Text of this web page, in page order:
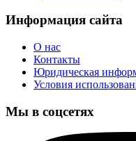
Информация сайта
О нас
Контакты
Юридическая
Условия
Мы в соцсетях